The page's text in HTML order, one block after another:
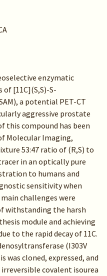
enzymatic
[11C](S,S)-S-
a potential PET-CT
aggressive prostate
this compound has been
Molecular Imaging,
53:47 ratio of (R,S) to
in an optically pure
to humans and
sensitivity when
challenges were
withstanding the harsh
module and achieving
to the rapid decay of 11C.
(I303V
was cloned, expressed, and
covalent isourea